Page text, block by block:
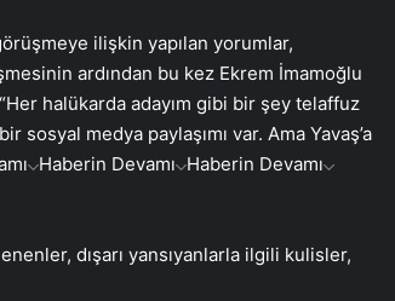
ilişkin yapılan yorumlar,
ardından bu kez Ekrem İmamoğlu
halükarda adayım gibi bir şey telaffuz
sosyal medya paylaşımı var. Ama Yavaş’a
Haberin Devamı Haberin Devamı
dışarı yansıyanlarla ilgili kulisler,